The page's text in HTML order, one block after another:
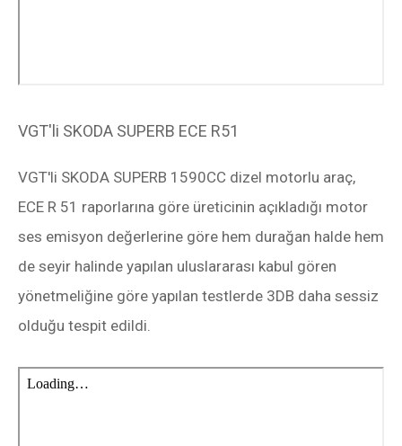
VGT'li SKODA SUPERB ECE R51
VGT'li SKODA SUPERB 1590CC dizel motorlu araç,
ECE R 51 raporlarına göre üreticinin açıkladığı motor
ses emisyon değerlerine göre hem durağan halde hem
de seyir halinde yapılan uluslararası kabul gören
yönetmeliğine göre yapılan testlerde 3DB daha sessiz
olduğu tespit edildi.